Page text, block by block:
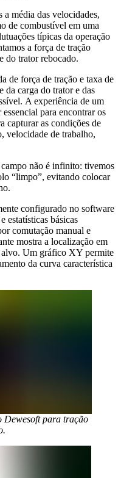
a média das velocidades,
de combustível em uma
típicas da operação
a força de tração
do trator rebocado.
de força de tração e taxa de
da carga do trator e das
A experiência de um
para encontrar os
capturar as condições de
velocidade de trabalho,
não é infinito: tivemos
“limpo”, evitando colocar
configurado no software
estatísticas básicas
comutação manual e
mostra a localização em
alvo. Um gráfico XY permite
da curva característica
Dewesoft para tração